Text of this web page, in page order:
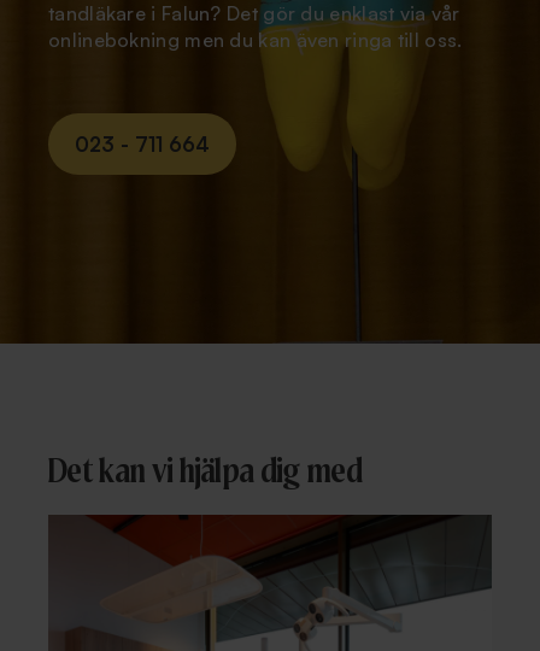
tandläkare i Falun? Det gör du enklast via vår
onlinebokning men du kan även ringa till oss.
023 - 711 664
Det kan vi hjälpa dig med